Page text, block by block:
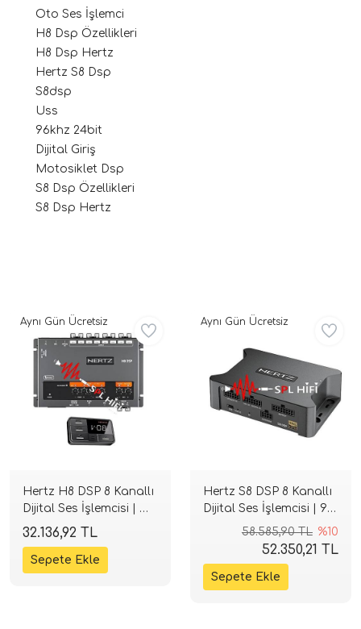
Modelleri
Setleri)
Oto Ses İşlemci
H8 Dsp Özellikleri
H8 Dsp Hertz
Hertz S8 Dsp
S8dsp
Uss
96khz 24bit
Dijital Giriş
Motosiklet Dsp
S8 Dsp Özellikleri
S8 Dsp Hertz
Hertz H8 DSP 8 Kanallı
Dijital Ses İşlemcisi | Hi-
Res Audio | SPLHIFI
32.136,92 TL
Aynı Gün Ücretsiz
Hertz S8 DSP 8 Kanallı
Dijital Ses İşlemcisi | 96
kHz / 24-bit Hi-Res |
58.585,90 TL %10
52.350,21 TL
Aynı Gün Ücretsiz